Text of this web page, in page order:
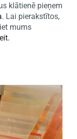
klātienē pieņem
. Lai pierakstītos,
mums